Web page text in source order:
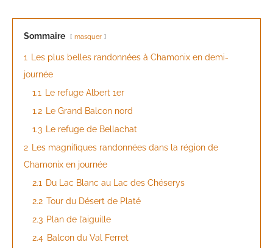
Sommaire masquer
1 Les plus belles randonnées à Chamonix en demi-
journée
1.1 Le refuge Albert 1er
1.2 Le Grand Balcon nord
1.3 Le refuge de Bellachat
2 Les magnifiques randonnées dans la région de
Chamonix en journée
2.1 Du Lac Blanc au Lac des Chéserys
2.2 Tour du Désert de Platé
2.3 Plan de l’aiguille
2.4 Balcon du Val Ferret